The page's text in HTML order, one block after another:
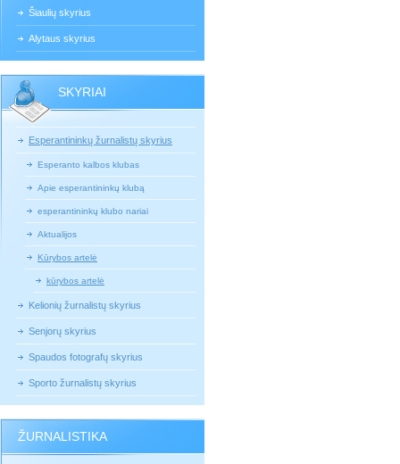
Šiaulių skyrius
Alytaus skyrius
SKYRIAI
Esperantininkų žurnalistų skyrius
Esperanto kalbos klubas
Apie esperantininkų klubą
esperantininkų klubo nariai
Aktualijos
Kūrybos artelė
kūrybos artelė
Kelionių žurnalistų skyrius
Senjorų skyrius
Spaudos fotografų skyrius
Sporto žurnalistų skyrius
ŽURNALISTIKA